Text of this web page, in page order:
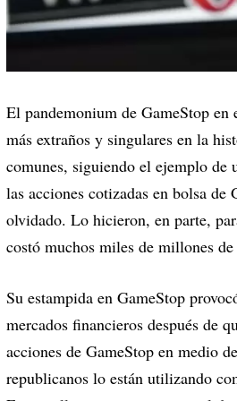
El pandemonium de GameStop en
más extraños y singulares en la
comunes, siguiendo el ejemplo de
las acciones cotizadas en bolsa
olvidado. Lo hicieron, en parte,
costó muchos miles de millones
Su estampida en GameStop
mercados financieros después de
acciones de GameStop en medio
republicanos lo están utilizando